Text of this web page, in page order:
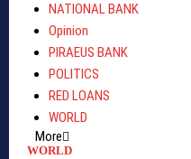
NATIONAL BANK
Opinion
PIRAEUS BANK
POLITICS
RED LOANS
WORLD
More
WORLD